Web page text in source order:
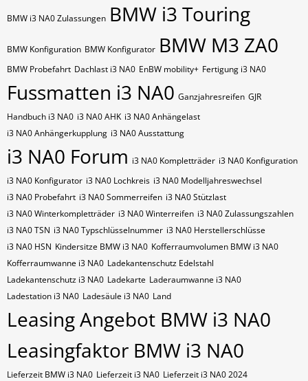
BMW i3 NA0 Zulassungen BMW i3 Touring
BMW Konfiguration BMW Konfigurator BMW M3 ZA0
BMW Probefahrt Dachlast i3 NA0 EnBW mobility+ Fertigung i3 NA0
Fussmatten i3 NA0 Ganzjahresreifen GJR
Handbuch i3 NA0 i3 NA0 AHK i3 NA0 Anhängelast
i3 NA0 Anhängerkupplung i3 NA0 Ausstattung
i3 NA0 Forum i3 NA0 Kompletträder i3 NA0 Konfiguration
i3 NA0 Konfigurator i3 NA0 Lochkreis i3 NA0 Modelljahreswechsel
i3 NA0 Probefahrt i3 NA0 Sommerreifen i3 NA0 Stützlast
i3 NA0 Winterkompletträder i3 NA0 Winterreifen i3 NA0 Zulassungszahlen
i3 NA0​​​​ TSN i3 NA0​​​​ Typschlüsselnummer i3 NA0​​​​​ Herstellerschlüsse
i3 NA0​​​​​ HSN Kindersitze BMW i3 NA0 Kofferraumvolumen BMW i3 NA0
Kofferraumwanne i3 NA0 Ladekantenschutz Edelstahl
Ladekantenschutz i3 NA0 Ladekarte Laderaumwanne i3 NA0
Ladestation i3 NA0 Ladesäule i3 NA0 Land
Leasing Angebot BMW i3 NA0
Leasingfaktor BMW i3 NA0
Lieferzeit BMW i3 NA0 Lieferzeit i3 NA0 Lieferzeit i3 NA0 2024